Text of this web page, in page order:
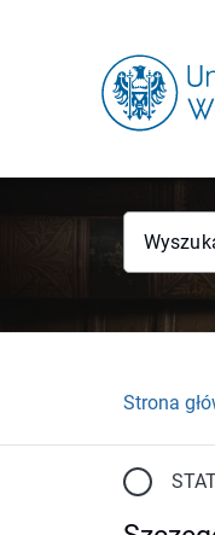
Strona